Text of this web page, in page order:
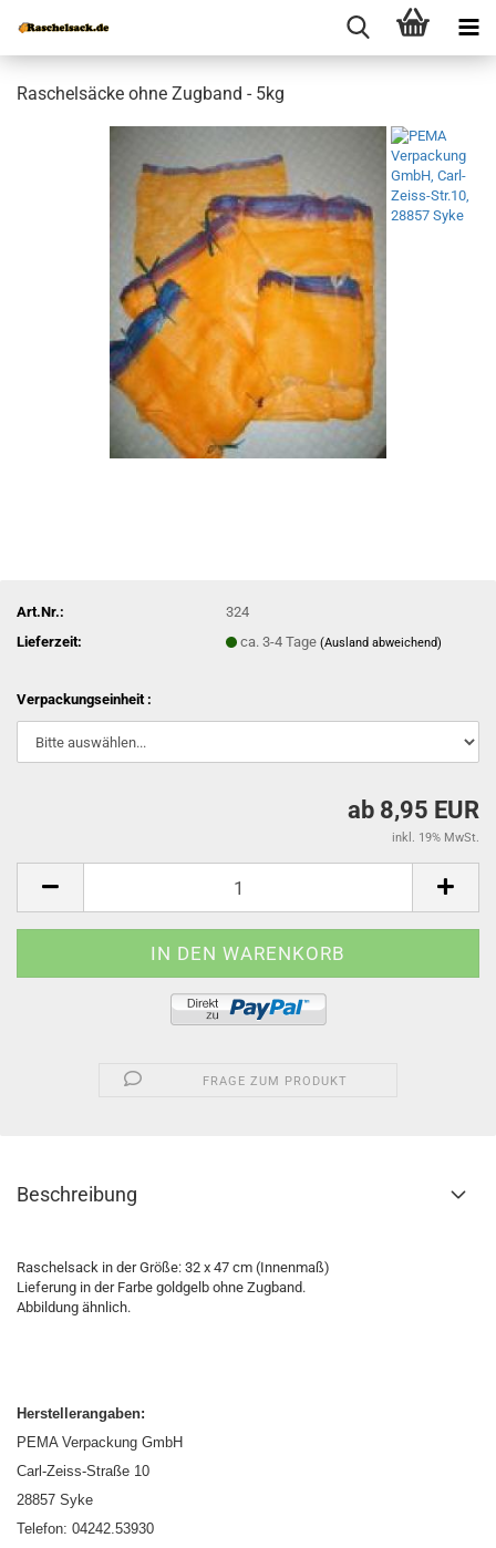
Raschelsäcke ohne Zugband - 5kg
Art.Nr.:
324
Lieferzeit:
ca. 3-4 Tage(Ausland abweichend)
Verpackungseinheit :
ab 8,95 EUR
inkl. 19% MwSt.
FRAGE ZUM PRODUKT
Beschreibung
Raschelsack in der Größe: 32 x 47 cm (Innenmaß)
Lieferung in der Farbe goldgelb ohne Zugband.
Abbildung ähnlich.
Herstellerangaben:
PEMA Verpackung GmbH
Carl-Zeiss-Straße 10
28857 Syke
Telefon: 04242.53930